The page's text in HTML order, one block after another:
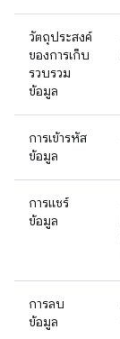
วัตถุประสงค์
ของการเก็บ
รวบรวม
ข้อมูล
การเข้ารหัส
ข้อมูล
การแชร์
ข้อมูล
การลบ
ข้อมูล